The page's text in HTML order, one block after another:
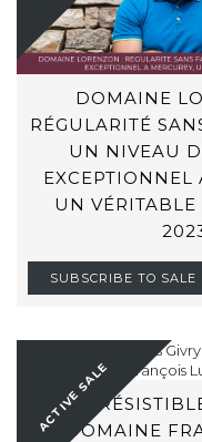
DOMAINE
RÉGULARITÉ
UN NIVEAU
EXCEPTIONNEL
UN
SUBSCRIBE TO SALE
LES
DU DOMAINE
ACTIVE SALE